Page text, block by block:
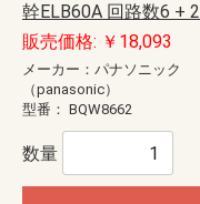
幹ELB60A 回路数6 + 2
販売価格: ￥18,093
メーカー：パナソニック
（panasonic）
型番： BQW8662
数量